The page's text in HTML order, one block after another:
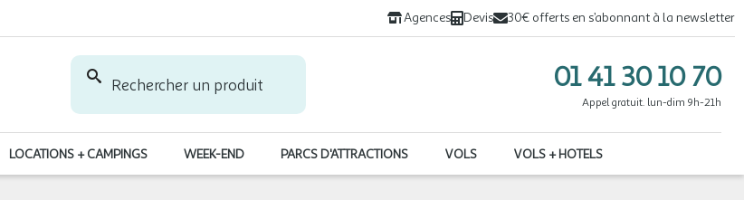
Agences Devis 30€ offerts en s’abonnant à la newsletter
Rechercher un produit 01 41 30 10 70
Appel gratuit. lun-dim 9h-21h
LOCATIONS + CAMPINGS WEEK-END PARCS D'ATTRACTIONS VOLS VOLS + HOTELS